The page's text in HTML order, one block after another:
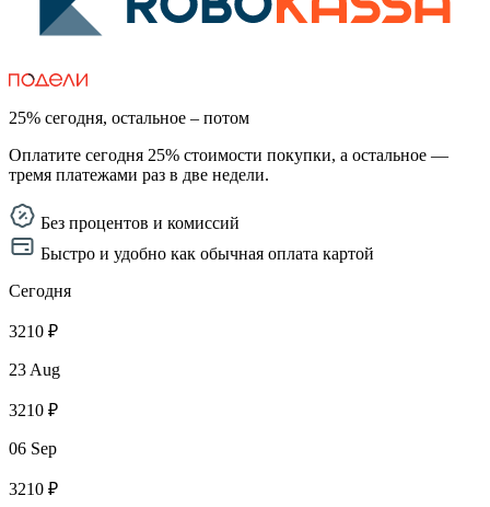
25% сегодня, остальное – потом
Оплатите сегодня 25% стоимости покупки, а остальное —
тремя платежами раз в две недели.
Без процентов и комиссий
Быстро и удобно как обычная оплата картой
Сегодня
3210 ₽
23 Aug
3210 ₽
06 Sep
3210 ₽